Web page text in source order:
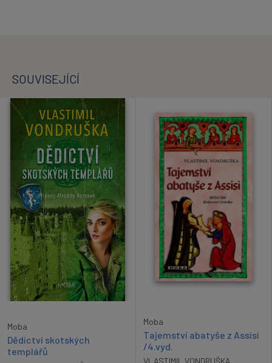
SOUVISEJÍCÍ
Moba
Dědictví skotských
templářů
Moba
Tajemství abatyše z Assisi
/4.vyd.
VLASTIMIL VONDRUŠKA